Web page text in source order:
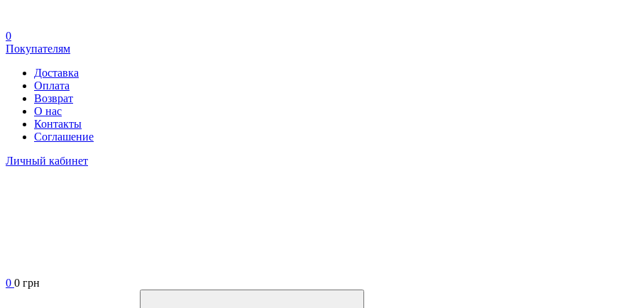
0
Покупателям
Доставка
Оплата
Возврат
О нас
Контакты
Соглашение
Личный кабинет
0 0 грн